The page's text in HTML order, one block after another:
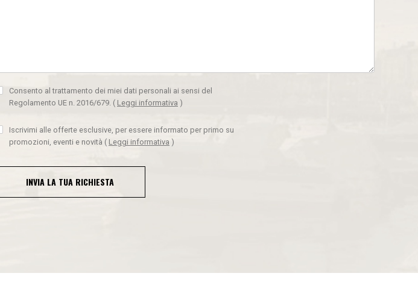
Consento al trattamento dei miei dati personali ai sensi del
Regolamento UE n. 2016/679. ( Leggi informativa )
Iscrivimi alle offerte esclusive, per essere informato per primo su
promozioni, eventi e novità ( Leggi informativa )
INVIA LA TUA RICHIESTA